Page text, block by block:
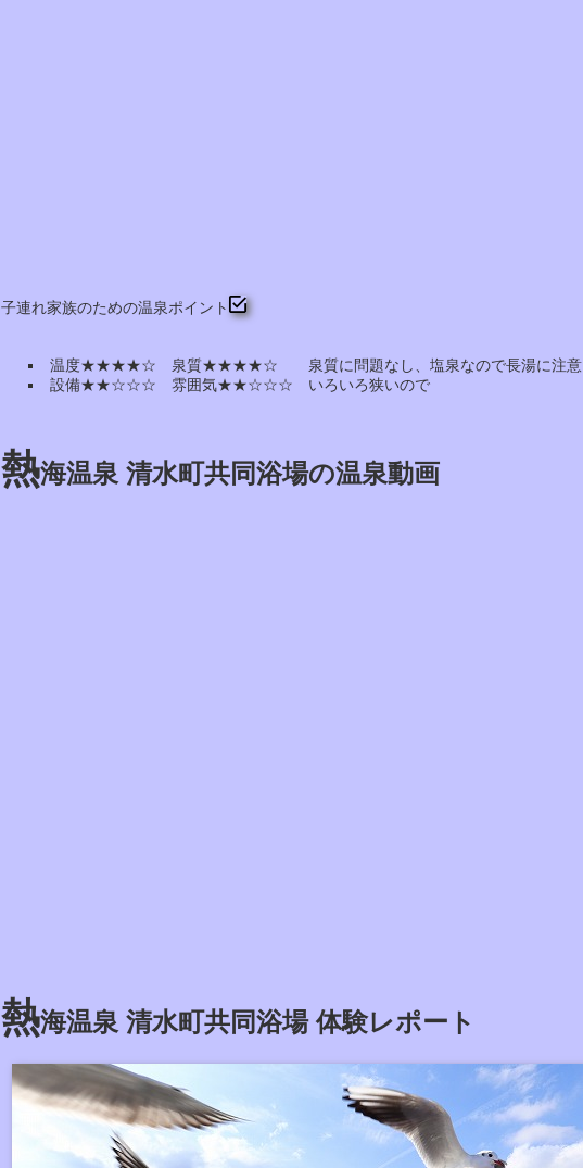
子連れ家族のための温泉ポイント
温度★★★★☆ 泉質★★★★☆ 泉質に問題なし、塩泉なので長湯に注意
設備★★☆☆☆ 雰囲気★★☆☆☆ いろいろ狭いので
熱海温泉 清水町共同浴場の温泉動画
熱海温泉 清水町共同浴場 体験レポート